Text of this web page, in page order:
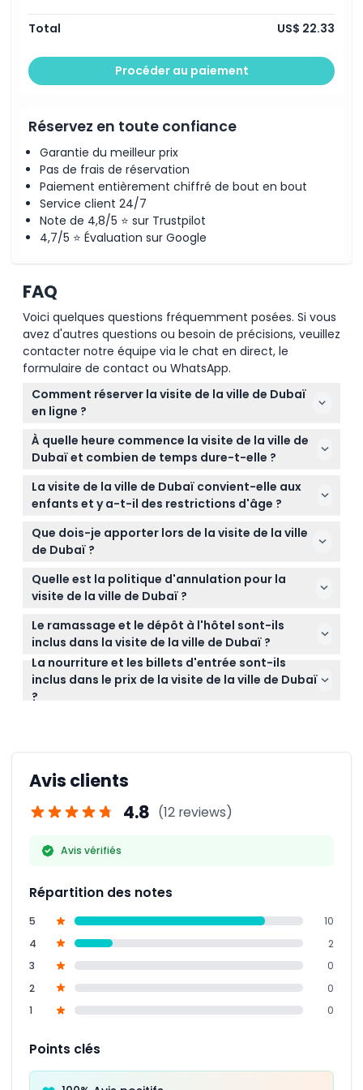
Code vestimentaire
Politique d'annulation
Remarque : les horaires de la visite peuvent changer
sans préavis.
Total US$ 22.33
Procéder au paiement
Réservez en toute confiance
Garantie du meilleur prix
Pas de frais de réservation
Paiement entièrement chiffré de bout en bout
Service client 24/7
Note de 4,8/5 ⭐ sur Trustpilot
4,7/5 ⭐ Évaluation sur Google
FAQ
Voici quelques questions fréquemment posées. Si vous
avez d'autres questions ou besoin de précisions, veuillez
contacter notre équipe via le chat en direct, le
formulaire de contact ou WhatsApp.
Comment réserver la visite de la ville de Dubaï
en ligne ?
Vous pouvez facilement réserver votre visite de la
ville de Dubaï en ligne ici même sur ce site en
sélectionnant la date souhaitée, le nombre de
participants et en remplissant le formulaire de
réservation.
À quelle heure commence la visite de la ville de
Dubaï et combien de temps dure-t-elle ?
Les visites commencent généralement le matin
vers 8h00 et durent environ 4 à 5 heures, avec une
option pour des visites l'après-midi à partir de
14h00 (sous réserve de modification — veuillez
confirmer au moment de la réservation).
La visite de la ville de Dubaï convient-elle aux
enfants et y a-t-il des restrictions d'âge ?
Oui ! Les enfants âgés de 3 à 11 ans bénéficient d'un
tarif enfant, ceux de 12 ans et plus sont considérés
peuvent participer gratuitement.
Que dois-je apporter lors de la visite de la ville
de Dubaï ?
Apportez des chaussures confortables, un appareil
photo, et habillez-vous de manière décontractée
culturels. N'oubliez pas la crème solaire et un
chapeau pour vous protéger du soleil !
Quelle est la politique d'annulation pour la
visite de la ville de Dubaï ?
Vous pouvez annuler votre réservation jusqu'à 48
heures à l'avance pour un remboursement,
annulations dans les 48 heures précédant l'activité
ou les absences seront facturées en totalité.
Le ramassage et le dépôt à l'hôtel sont-ils
inclus dans la visite de la ville de Dubaï ?
Oui, le ramassage et le dépôt partagés dans des
hôtels situés au centre de Dubaï sont inclus, mais
les invités séjournant en dehors de la ville ou dans
La nourriture et les billets d'entrée sont-ils
inclus dans le prix de la visite de la ville de Dubaï
?
Avis clients
4.8 (12 reviews)
Avis vérifiés
Répartition des notes
5
10
4
2
3
0
2
0
1
0
Points clés